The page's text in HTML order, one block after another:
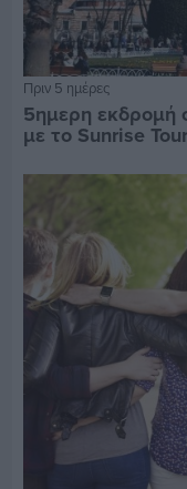
Πριν 5 ημέρες
5ημερη εκδρομή
με το Sunrise